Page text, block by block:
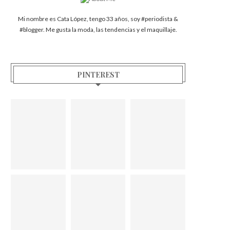
Mi nombre es Cata López, tengo 33 años, soy #periodista &
#blogger. Me gusta la moda, las tendencias y el maquillaje.
PINTEREST